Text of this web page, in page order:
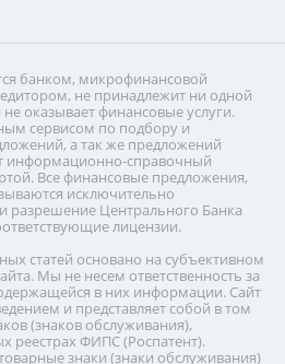
банком, микрофинансовой
не принадлежит ни одной
оказывает финансовые услуги.
сервисом по подбору и
а так же предложений
информационно-справочный
Все финансовые предложения,
исключительно
Центрального Банка
лицензии.
статей основано на субъективном
Мы не несем ответственность за
в них информации. Сайт
и представляет собой в том
(знаков обслуживания),
реестрах ФИПС (Роспатент).
знаки (знаки обслуживания)